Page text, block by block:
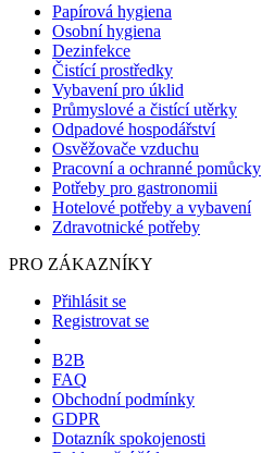
Papírová hygiena
Osobní hygiena
Dezinfekce
Čistící prostředky
Vybavení pro úklid
Průmyslové a čistící utěrky
Odpadové hospodářství
Osvěžovače vzduchu
Pracovní a ochranné pomůcky
Potřeby pro gastronomii
Hotelové potřeby a vybavení
Zdravotnické potřeby
PRO ZÁKAZNÍKY
Přihlásit se
Registrovat se
B2B
FAQ
Obchodní podmínky
GDPR
Dotazník spokojenosti